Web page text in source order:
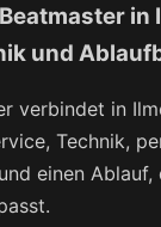
in
und
verbindet in
Technik,
einen Ablauf,